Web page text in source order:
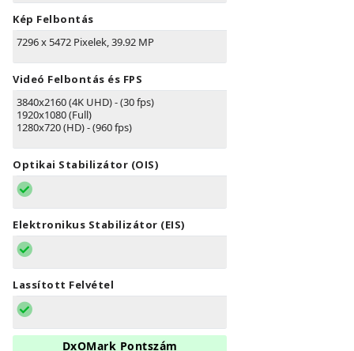
Kép Felbontás
7296 x 5472 Pixelek, 39.92 MP
Videó Felbontás és FPS
3840x2160 (4K UHD) - (30 fps)
1920x1080 (Full)
1280x720 (HD) - (960 fps)
Optikai Stabilizátor (OIS)
Elektronikus Stabilizátor (EIS)
Lassított Felvétel
DxOMark Pontszám